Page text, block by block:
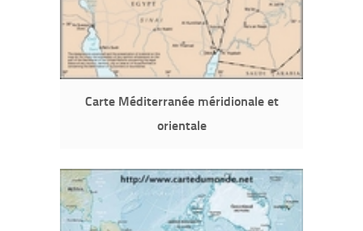
Carte Méditerranée méridionale et
orientale